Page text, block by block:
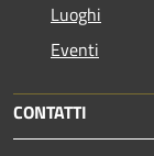
Luoghi
Eventi
CONTATTI